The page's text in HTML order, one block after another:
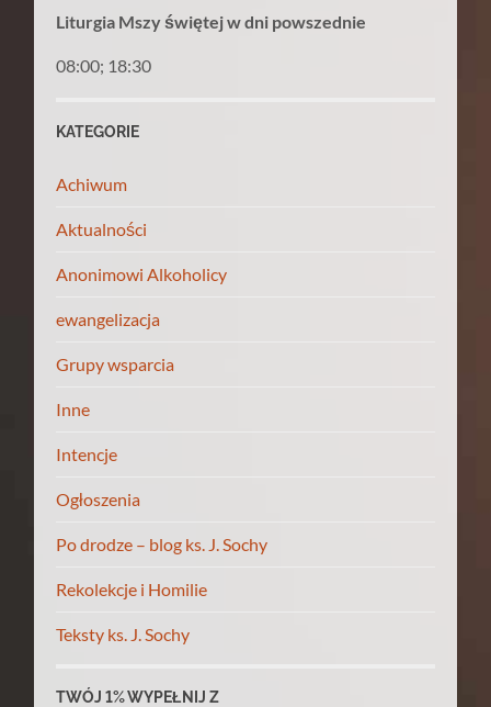
Liturgia Mszy świętej w dni powszednie
08:00; 18:30
KATEGORIE
Achiwum
Aktualności
Anonimowi Alkoholicy
ewangelizacja
Grupy wsparcia
Inne
Intencje
Ogłoszenia
Po drodze – blog ks. J. Sochy
Rekolekcje i Homilie
Teksty ks. J. Sochy
TWÓJ 1% WYPEŁNIJ Z